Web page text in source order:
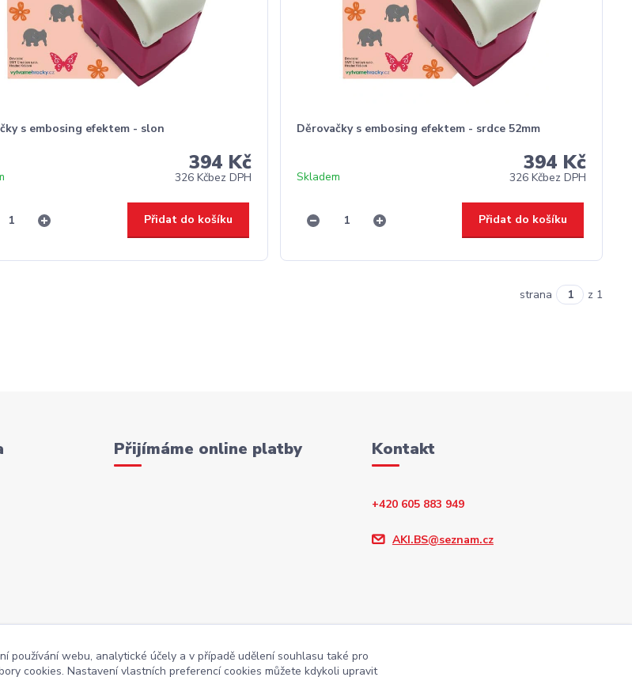
s embosing efektem - slon
394 Kč
326 Kčbez DPH
Přidat do košíku
Děrovačky s embosing efektem - srdce 52mm
394 Kč
326 Kčbez DPH
Skladem
Přidat do košíku
strana z 1
Přijímáme online platby Kontakt
+420 605 883 949
AKI.BS@seznam.cz
používání webu, analytické účely a v případě udělení souhlasu také pro
cookies. Nastavení vlastních preferencí cookies můžete kdykoli upravit